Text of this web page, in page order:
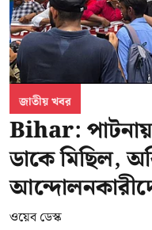
জাতীয় খবর
Bihar: পাটনায়
ডাকে মিছিল,
ওয়েব ডেস্ক